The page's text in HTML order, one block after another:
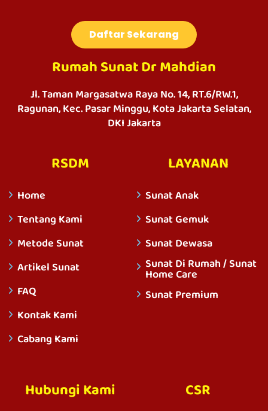
Daftar Sekarang
Rumah Sunat Dr Mahdian
Jl. Taman Margasatwa Raya No. 14, RT.6/RW.1,
Ragunan, Kec. Pasar Minggu, Kota Jakarta Selatan,
DKI Jakarta
RSDM
Home
Tentang Kami
Metode Sunat
Artikel Sunat
FAQ
Kontak Kami
Cabang Kami
LAYANAN
Sunat Anak
Sunat Gemuk
Sunat Dewasa
Sunat Di Rumah / Sunat
Home Care
Sunat Premium
Hubungi Kami CSR